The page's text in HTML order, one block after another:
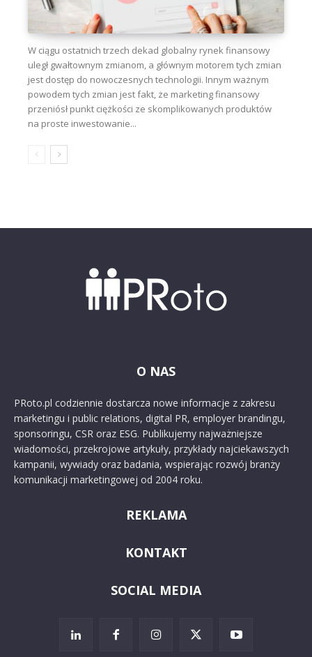
W ciągu ostatnich trzech dekad globalny rynek finansowy
uległ gwałtownym zmianom, a głównym motorem tych zmian
jest dostęp do nowoczesnych technologii. Innym ważnym
powodem tych zmian jest fakt, że marketing finansowy
przeniósł punkt ciężkości ze skomplikowanych produktów
na proste inwestowanie...
O NAS
PRoto.pl codziennie dostarcza nowe informacje z zakresu
marketingu i public relations, digital PR, employer brandingu,
sponsoringu, CSR oraz ESG. Publikujemy najważniejsze
wiadomości, przekrojowe artykuły, przykłady najciekawszych
kampanii, wywiady oraz badania, wspierając rozwój branży
komunikacji marketingowej od 2004 roku.
REKLAMA
KONTAKT
SOCIAL MEDIA